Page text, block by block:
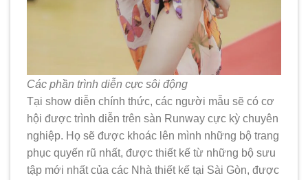
Các phần trình diễn cực sôi động
Tại show diễn chính thức, các người mẫu sẽ có cơ
hội được trình diễn trên sàn Runway cực kỳ chuyên
nghiệp. Họ sẽ được khoác lên mình những bộ trang
phục quyến rũ nhất, được thiết kế từ những bộ sưu
tập mới nhất của các Nhà thiết kế tại Sài Gòn, được